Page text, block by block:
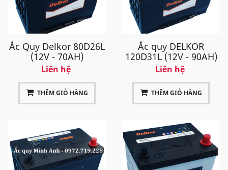
Ắc Quy Delkor 80D26L
(12V - 70AH)
Liên hệ
THÊM GIỎ HÀNG
Ắc quy DELKOR
120D31L (12V - 90AH)
Liên hệ
THÊM GIỎ HÀNG